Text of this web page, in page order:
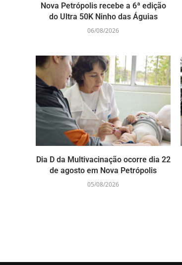
Nova Petrópolis recebe a 6ª edição
do Ultra 50K Ninho das Águias
06/08/2026
Dia D da Multivacinação ocorre dia 22
de agosto em Nova Petrópolis
05/08/2026